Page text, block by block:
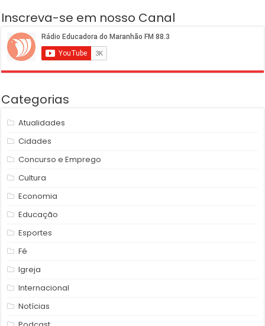
Inscreva-se em nosso Canal
Categorias
Atualidades
Cidades
Concurso e Emprego
Cultura
Economia
Educação
Esportes
Fé
Igreja
Internacional
Notícias